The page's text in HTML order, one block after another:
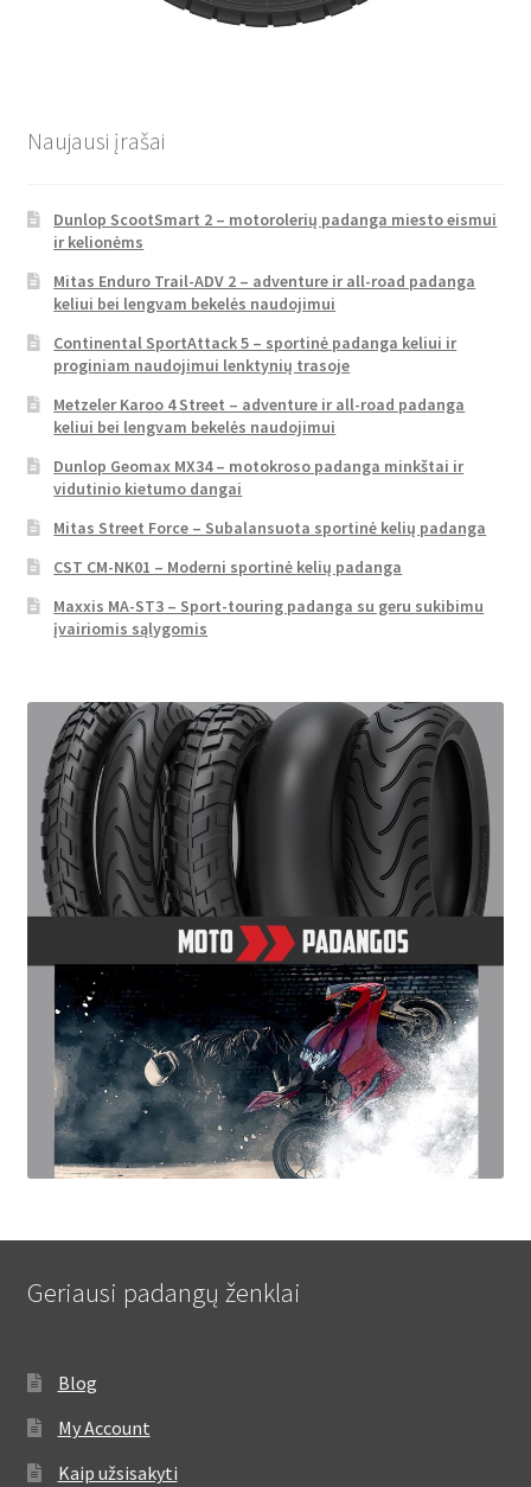
Naujausi įrašai
Dunlop ScootSmart 2 – motorolerių padanga miesto eismui
ir kelionėms
Mitas Enduro Trail-ADV 2 – adventure ir all-road padanga
keliui bei lengvam bekelės naudojimui
Continental SportAttack 5 – sportinė padanga keliui ir
proginiam naudojimui lenktynių trasoje
Metzeler Karoo 4 Street – adventure ir all-road padanga
keliui bei lengvam bekelės naudojimui
Dunlop Geomax MX34 – motokroso padanga minkštai ir
vidutinio kietumo dangai
Mitas Street Force – Subalansuota sportinė kelių padanga
CST CM-NK01 – Moderni sportinė kelių padanga
Maxxis MA-ST3 – Sport-touring padanga su geru sukibimu
įvairiomis sąlygomis
Geriausi padangų ženklai
Blog
My Account
Kaip užsisakyti